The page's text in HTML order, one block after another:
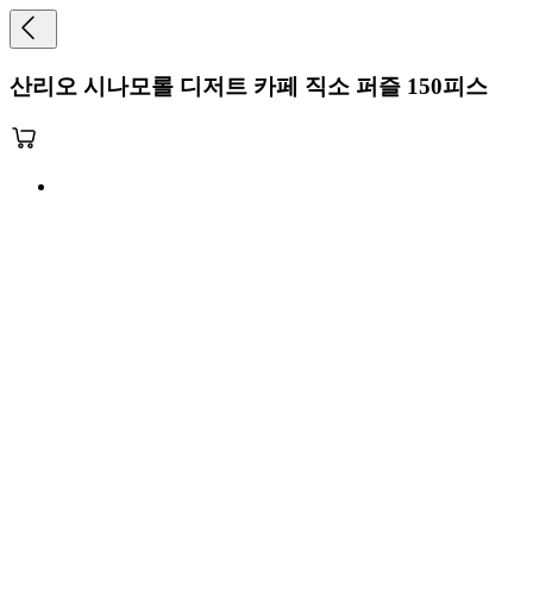
산리오 시나모롤 디저트 카페 직소 퍼즐 150피스